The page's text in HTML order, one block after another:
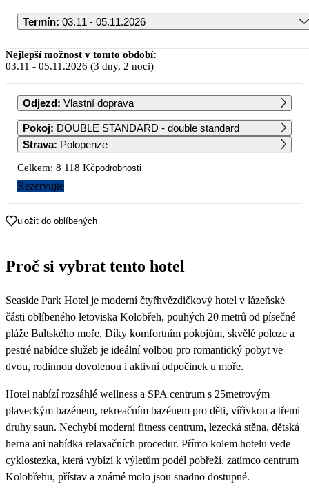
Termín: 03.11 - 05.11.2026
Listopad 2026
PO ÚT ST ČT PÁ SO NE
1
2
4 569
3
4 059
4
4 059
5 6 7 8
4 059 4 059 4 059 4 059 4 059 4 059 4 059
16 17
23
4 059
24 25 26
30
4 059
Nejlepší možnost v tomto období:
03.11 - 05.11.2026 (3 dny, 2 noci)
Odjezd: Vlastní doprava
Pokoj: DOUBLE STANDARD - double standard
Strava: Polopenze
Celkem: 8 118 Kčpodrobnosti
Rezervujte
uložit do oblíbených
Proč si vybrat tento hotel
Seaside Park Hotel je moderní čtyřhvězdičkový hotel v lázeňské
části oblíbeného letoviska Kolobřeh, pouhých 20 metrů od písečné
pláže Baltského moře. Díky komfortním pokojům, skvělé poloze a
pestré nabídce služeb je ideální volbou pro romantický pobyt ve
dvou, rodinnou dovolenou i aktivní odpočinek u moře.
Hotel nabízí rozsáhlé wellness a SPA centrum s 25metrovým
plaveckým bazénem, rekreačním bazénem pro děti, vířivkou a třemi
druhy saun. Nechybí moderní fitness centrum, lezecká stěna, dětská
herna ani nabídka relaxačních procedur. Přímo kolem hotelu vede
cyklostezka, která vybízí k výletům podél pobřeží, zatímco centrum
Kolobřehu, přístav a známé molo jsou snadno dostupné.